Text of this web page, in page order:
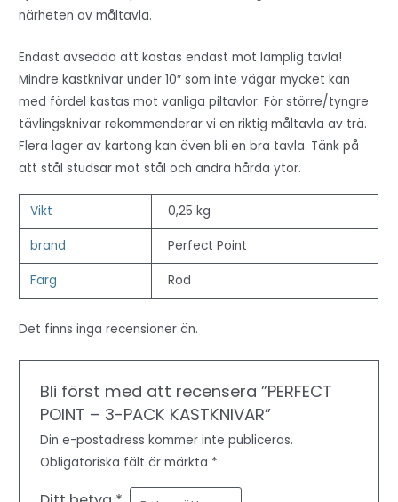
närheten av måltavla.
Endast avsedda att kastas endast mot lämplig tavla!
Mindre kastknivar under 10″ som inte vägar mycket kan
med fördel kastas mot vanliga piltavlor. För större/tyngre
tävlingsknivar rekommenderar vi en riktig måltavla av trä.
Flera lager av kartong kan även bli en bra tavla. Tänk på
att stål studsar mot stål och andra hårda ytor.
Vikt 0,25 kg
brand Perfect Point
Färg Röd
Det finns inga recensioner än.
Bli först med att recensera ”PERFECT
POINT – 3-PACK KASTKNIVAR”
Din e-postadress kommer inte publiceras.
Obligatoriska fält är märkta *